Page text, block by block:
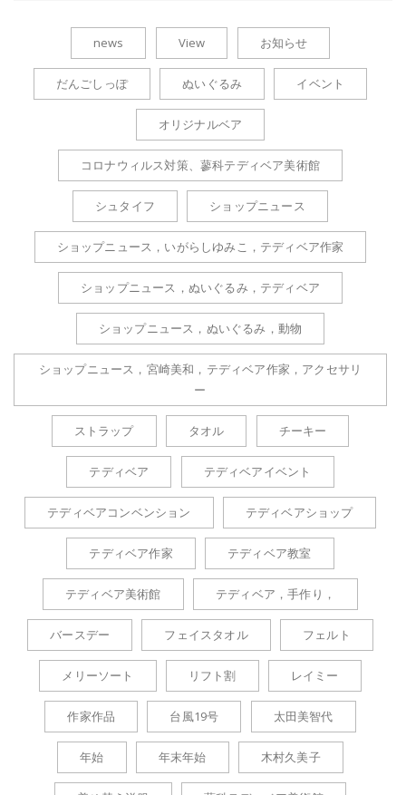
news View お知らせ
だんごしっぽ ぬいぐるみ イベント
オリジナルベア
コロナウィルス対策、蓼科テディベア美術館
シュタイフ ショップニュース
ショップニュース，いがらしゆみこ，テディベア作家
ショップニュース，ぬいぐるみ，テディベア
ショップニュース，ぬいぐるみ，動物
ショップニュース，宮崎美和，テディベア作家，アクセサリ
ー
ストラップ タオル チーキー
テディベア テディベアイベント
テディベアコンベンション テディベアショップ
テディベア作家 テディベア教室
テディベア美術館 テディベア，手作り，
バースデー フェイスタオル フェルト
メリーソート リフト割 レイミー
作家作品 台風19号 太田美智代
年始 年末年始 木村久美子